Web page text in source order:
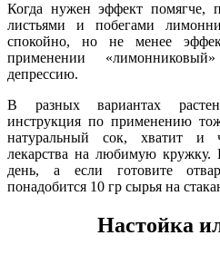
Когда нужен эффект помягче,
листьями и побегами
спокойно, но не менее
применении
депрессию.
В разных вариантах
инструкция по применению
натуральный сок, хватит и
лекарства на любимую
день, а если готовите
понадобится 10 гр сырья на
Настойка